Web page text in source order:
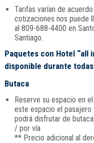
Tarifas varían de
cotizaciones nos puede
al 809-688-4400 en
Santiago.
Paquetes con Hotel “all
disponible durante
Butaca
Reserve su espacio en
este espacio el
podrá disfrutar de
/ por vía
** Precio adicional al